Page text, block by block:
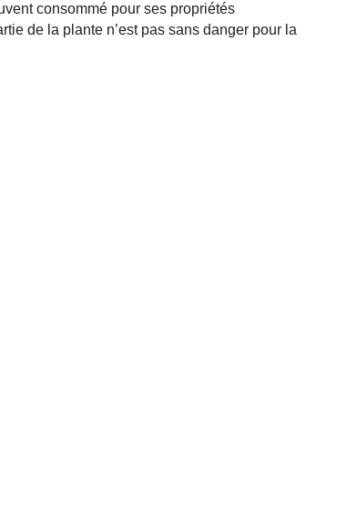
consommé pour ses propriétés
de la plante n’est pas sans danger pour la